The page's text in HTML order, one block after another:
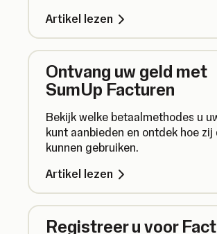
een paar klikken op afstand
Artikel lezen
Ontvang uw geld met
SumUp Facturen
Bekijk welke betaalmethodes u
kunt aanbieden en ontdek hoe zij
kunnen gebruiken.
Artikel lezen
Registreer u voor